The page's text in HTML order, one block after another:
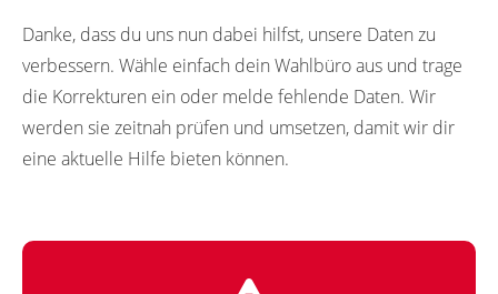
Danke, dass du uns nun dabei hilfst, unsere Daten zu
verbessern. Wähle einfach dein Wahlbüro aus und trage
die Korrekturen ein oder melde fehlende Daten. Wir
werden sie zeitnah prüfen und umsetzen, damit wir dir
eine aktuelle Hilfe bieten können.